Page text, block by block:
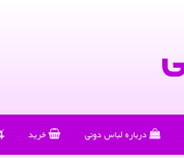
درباره لباس دونی خرید